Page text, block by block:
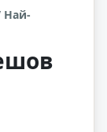
Най-